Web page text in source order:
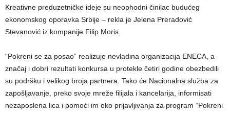
Kreativne preduzetničke ideje su neophodni činilac budućeg
ekonomskog oporavka Srbije – rekla je Jelena Preradović
Stevanović iz kompanije Filip Moris.
“Pokreni se za posao” realizuje nevladina organizacija ENECA, a
značaj i dobri rezultati konkursa u protekle četiri godine obezbedili
su podršku i velikog broja partnera. Tako će Nacionalna služba za
zapošljavanje, preko svoje mreže filijala i kancelarija, informisati
nezaposlena lica i pomoći im oko prijavljivanja za program “Pokreni